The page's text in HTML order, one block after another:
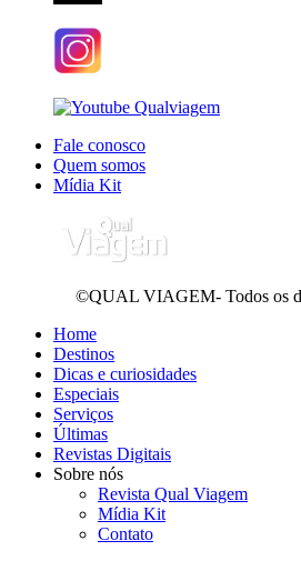
Fale conosco
Quem somos
Mídia Kit
©QUAL VIAGEM- Todos os
Home
Destinos
Dicas e curiosidades
Especiais
Serviços
Últimas
Revistas Digitais
Sobre nós
Revista Qual Viagem
Mídia Kit
Contato